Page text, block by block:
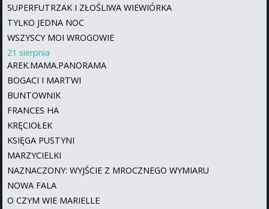
SUPERFUTRZAK I ZŁOŚLIWA WIEWIÓRKA
TYLKO JEDNA NOC
WSZYSCY MOI WROGOWIE
21 sierpnia
AREK.MAMA.PANORAMA
BOGACI I MARTWI
BUNTOWNIK
FRANCES HA
KRĘCIOŁEK
KSIĘGA PUSTYNI
MARZYCIELKI
NAZNACZONY: WYJŚCIE Z MROCZNEGO WYMIARU
NOWA FALA
O CZYM WIE MARIELLE